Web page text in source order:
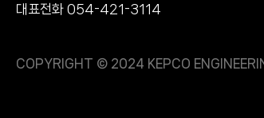
대표전화 054-421-3114
COPYRIGHT © 2024 KEPCO